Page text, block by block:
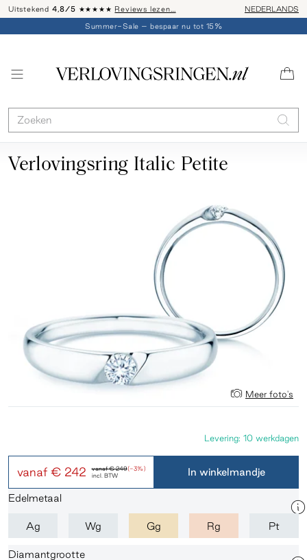
Uitstekend 4,8/5 ★★★★★ Reviews lezen… Advies: 020 -
NEDERLANDS
Summer-Sale – bespaar nu tot 15%
Verlovingsring Italic Petite
Meer foto's
vanaf€ 249(-3%)
vanaf € 242 incl. BTW
Levering: 10 werkdagen
In winkelmandje
Edelmetaal
Ag Wg Gg Rg Pt
Diamantgrootte